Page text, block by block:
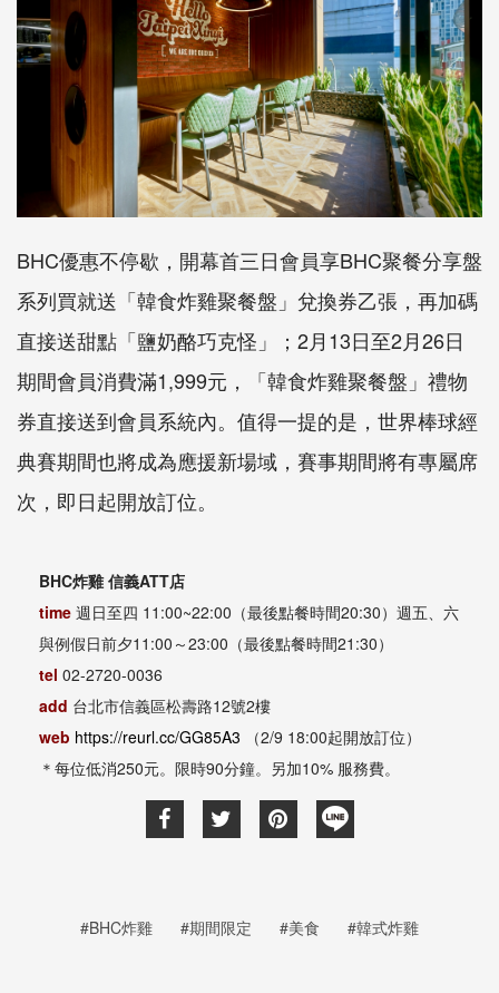
BHC優惠不停歇，開幕首三日會員享BHC聚餐分享盤
系列買就送 「韓食炸雞聚餐盤」兌換券乙張，再加碼
直接送甜點「鹽奶酪巧克怪」； 2月13日至2月26日
期間會員消費滿1,999元，「韓食炸雞聚餐盤」禮物
券直接送到會員系統內。 值得一提的是，世界棒球經
典賽期間也將成為應援新場域， 賽事期間將有專屬席
次，即日起開放訂位。
BHC炸雞 信義ATT店
time 週日至四 11:00~22:00 （最後點餐時間20:30）週五、 六
與例假日前夕11:00 ～23:00 （最後點餐時間21:30）
tel 02-2720-0036
add 台北市信義區松壽路12號2樓
web https://reurl.cc/GG85A3 （2/9 18:00起開放訂位）
＊每位低消250元。限時90分鐘。另加10% 服務費。
#BHC炸雞 #期間限定 #美食 #韓式炸雞